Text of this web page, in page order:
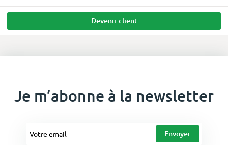
Devenir client
Je m’abonne à la newsletter